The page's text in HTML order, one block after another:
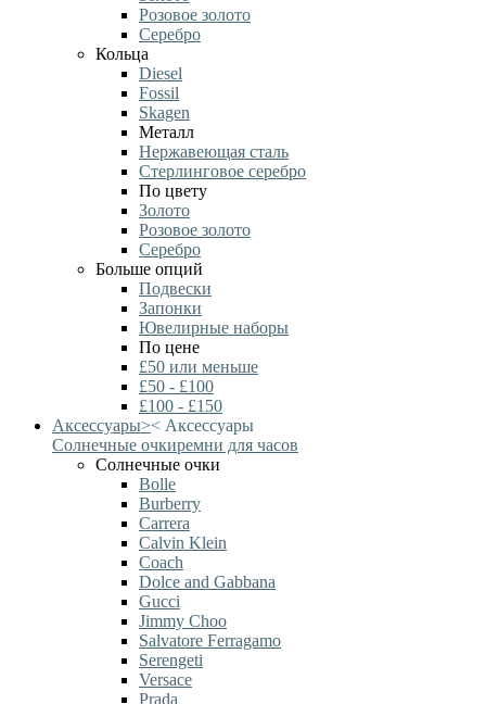
Розовое золото
Серебро
Кольца
Diesel
Fossil
Skagen
Металл
Нержавеющая сталь
Стерлинговое серебро
По цвету
Золото
Розовое золото
Серебро
Больше опций
Подвески
Запонки
Ювелирные наборы
По цене
£50 или меньше
£50 - £100
£100 - £150
Аксессуары>< Аксессуары
Солнечные очкиремни для часов
Солнечные очки
Bolle
Burberry
Carrera
Calvin Klein
Coach
Dolce and Gabbana
Gucci
Jimmy Choo
Salvatore Ferragamo
Serengeti
Versace
Prada